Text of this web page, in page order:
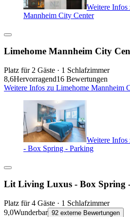
Weitere
Mannheim City Center
Limehome Mannheim City
Platz für 2 Gäste · 1 Schlafzimmer
8,6Hervorragend16 Bewertungen
Weitere Infos zu Limehome Mannheim
Weitere
- Box Spring - Parking
Lit Living Luxus - Box Spring
Platz für 4 Gäste · 1 Schlafzimmer
9,0Wunderbar 92 externe Bewertungen